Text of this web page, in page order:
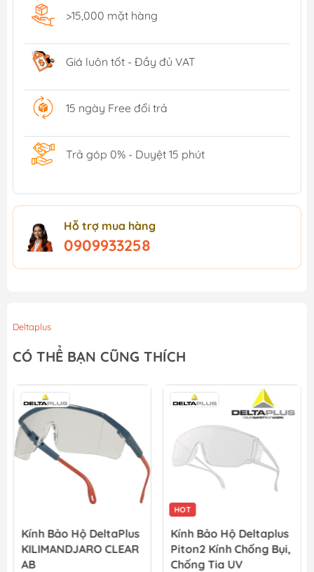
>15,000 mặt hàng
Giá luôn tốt - Đầy đủ VAT
15 ngày Free đổi trả
Trả góp 0% - Duyệt 15 phút
Hỗ trợ mua hàng
0909933258
Deltaplus
CÓ THỂ BẠN CŨNG THÍCH
Kính Bảo Hộ DeltaPlus
KILIMANDJARO CLEAR
AB
HOT
Kính Bảo Hộ Deltaplus
Piton2 Kính Chống Bụi,
Chống Tia UV